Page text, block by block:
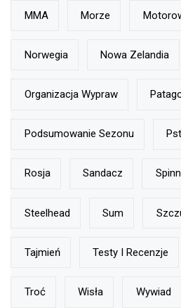
MMA Morze
Norwegia Nowa Zelandia
Organizacja Wypraw
Podsumowanie Sezonu
Rosja Sandacz
Steelhead Sum
Tajmień Testy I Recenzje
Troć Wisła Wywiad